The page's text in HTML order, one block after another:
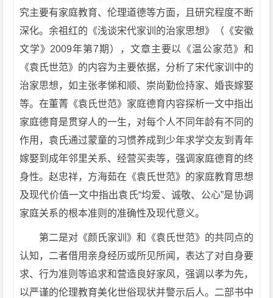
究主要有家庭教育、伦理道德等方面，且研究程度不断
深化。余祖红的《浅谈宋代家训的治家思想》（《安徽
文学》2009年第7期），文章主要以《温公家范》和
《袁氏世范》的内容为主要依据，分析了宋代家训中的
治家思想，如主张孝悌和顺、崇尚勤俭持家、婚丧嫁娶
等。在董菁《袁氏世范》家庭德育内容探析一文中指出
家庭德育是贯穿人的一生，对每个人不同年龄有不同的
作用，袁氏通过蒙童的习惯养成到少年求学交友到青年
嫁娶到成年邻里关系、经营买卖等，强调家庭德育的终
身性。赵忠祥，方海茹在《袁氏世范》的家庭教育思想
及现代价值一文中指出袁氏“均爱、诚敬、公心”是协调
家庭关系的根本准则的准确性及现代意义。
第二是对《颜氏家训》和《袁氏世范》的共同点的
认知，二者借用亲身经历或所见所闻，表达了对自身要
求、行为准则等追求和营造良好家风，强调以孝为先，
以严谨的伦理教育美化世俗现状并警示后人。二部书中